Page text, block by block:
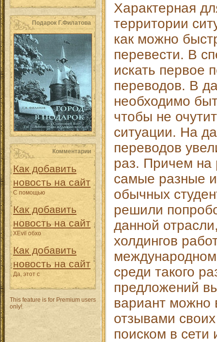
Подарок Г.Филатова
Комментарии
Как добавить
новость на сайт
С помощью
Как добавить
новость на сайт
XEvil обхо
Как добавить
новость на сайт
Да, этот с
This feature is for Premium users
only!
Характерная
территории
как можно
перевести. В
искать первое
переводов. В
необходимо
чтобы не
ситуации. На
переводов
раз. Причем
самые разные
обычных
решили
данной
холдингов
среди такого
предложений
вариант можно
отзывами
поиском в сети